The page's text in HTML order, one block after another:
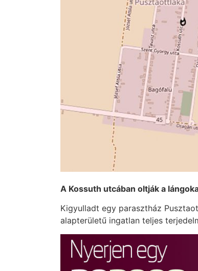
A Kossuth utcában oltják a
Kigyulladt egy parasztház
alapterületű ingatlan teljes